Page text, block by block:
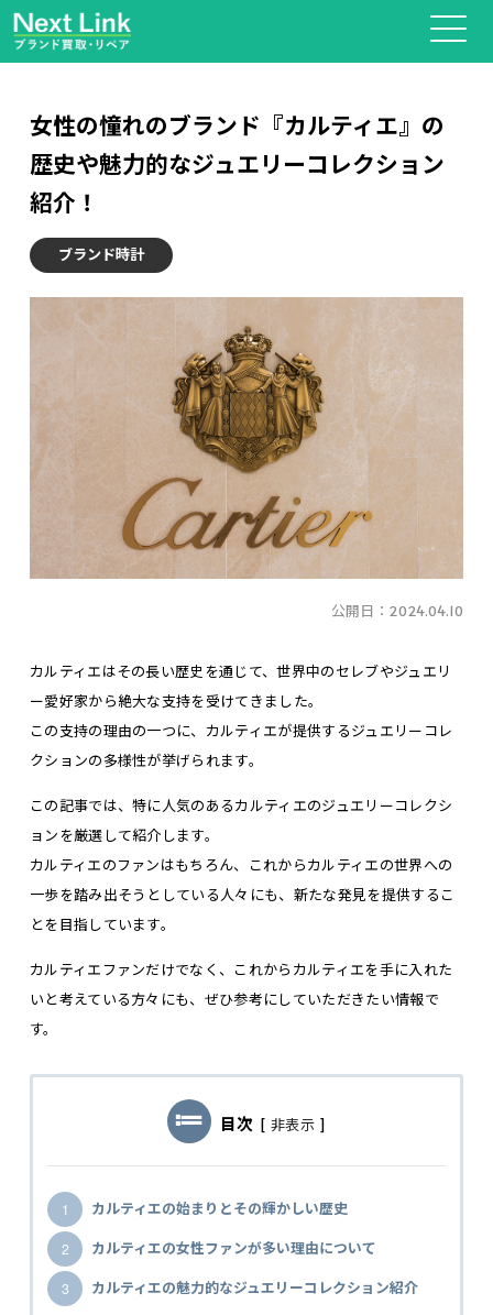
女性の憧れのブランド『カルティエ』の
歴史や魅力的なジュエリーコレクション
紹介！
ブランド時計
公開日： 2024.04.10
カルティエはその長い歴史を通じて、世界中のセレブやジュエリ
ー愛好家から絶大な支持を受けてきました。
この支持の理由の一つに、カルティエが提供するジュエリーコレ
クションの多様性が挙げられます。
この記事では、特に人気のあるカルティエのジュエリーコレクシ
ョンを厳選して紹介します。
カルティエのファンはもちろん、これからカルティエの世界への
一歩を踏み出そうとしている人々にも、新たな発見を提供するこ
とを目指しています。
カルティエファンだけでなく、これからカルティエを手に入れた
いと考えている方々にも、ぜひ参考にしていただきたい情報で
す。
目次 [ 非表示 ]
カルティエの始まりとその輝かしい歴史
カルティエの女性ファンが多い理由について
カルティエの魅力的なジュエリーコレクション紹介